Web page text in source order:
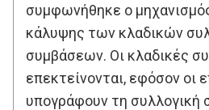
συμφωνήθηκε ο
κάλυψης των κλαδικών
συμβάσεων. Οι κλαδικές
επεκτείνονται, εφόσον οι
υπογράφουν τη συλλογική